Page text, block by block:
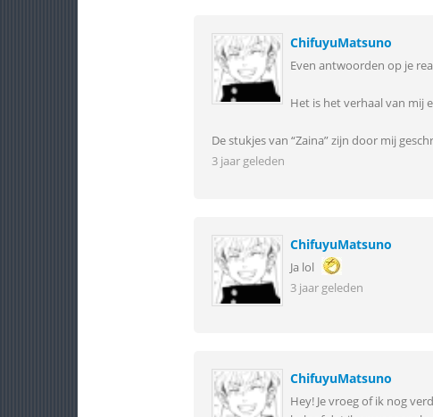
ChifuyuMatsuno
Even antwoorden op je
Het is het verhaal van mij
De stukjes van “Zaina” zijn door mij
3 jaar geleden
ChifuyuMatsuno
Ja lol
3 jaar geleden
ChifuyuMatsuno
Hey! Je vroeg of ik nog